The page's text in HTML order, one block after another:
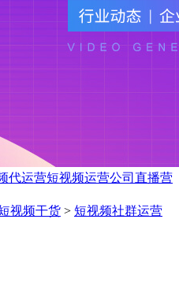
代运营短视频运营公司 直播营
视频干货 > 短视频社群运营